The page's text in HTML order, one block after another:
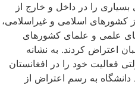
را در داخل و خارج از
کشورهای اسلامی و غیراسلامی،
علمی و علمای کشورهای
اعتراض کردند. به نشانه
فعالیت خود را در افغانستان
و بیش از 130 استاد دانشگاه به رسم اعتراض از